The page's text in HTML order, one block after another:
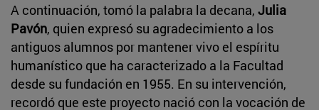
A continuación, tomó la palabra la decana, Julia
Pavón, quien expresó su agradecimiento a los
antiguos alumnos por mantener vivo el espíritu
humanístico que ha caracterizado a la Facultad
desde su fundación en 1955. En su intervención,
recordó que este proyecto nació con la vocación de